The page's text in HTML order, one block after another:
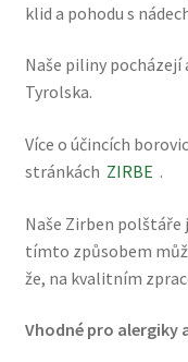
klid a pohodu s
Naše piliny
Tyrolska.
Více o účincích
stránkách ZIRBE .
Naše Zirben polštáře
tímto způsobem
že, na kvalitním
Vhodné pro alergiky